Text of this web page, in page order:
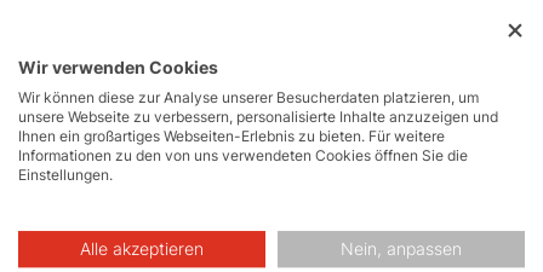
Wir verwenden Cookies
Wir können diese zur Analyse unserer Besucherdaten platzieren, um
unsere Webseite zu verbessern, personalisierte Inhalte anzuzeigen und
Ihnen ein großartiges Webseiten-Erlebnis zu bieten. Für weitere
Informationen zu den von uns verwendeten Cookies öffnen Sie die
Einstellungen.
Alle akzeptieren Nein, anpassen